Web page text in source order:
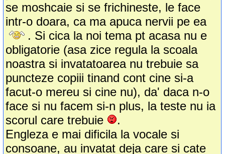
se moshcaie si se frichineste, le face
intr-o doara, ca ma apuca nervii pe ea
. Si cica la noi tema pt acasa nu e
obligatorie (asa zice regula la scoala
noastra si invatatoarea nu trebuie sa
puncteze copiii tinand cont cine si-a
facut-o mereu si cine nu), da' daca n-o
face si nu facem si-n plus, la teste nu ia
scorul care trebuie
.
Engleza e mai dificila la vocale si
consoane, au invatat deja care si cate